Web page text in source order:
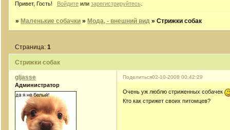
Привет, Гость! Войдитеили зарегистрируйтесь
» Маленькие собачки » Мода, - внешний вид »Стрижки собак
Стрижки собак
Страница:1
Поделиться02-10-2008 00:42:29
gljasse
Администратор
Очень уж люблю стриженных собачек
Кто как стрижет своих питомцев?